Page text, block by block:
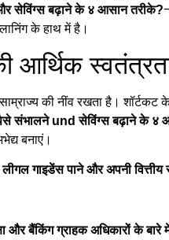
बढ़ाने के ४ आसान तरीके?
के हाथ में है।
आर्थिक
की नींव रखता है। शॉर्टकट के
und सेविंग्स बढ़ाने के ४
बनाएं।
गाइडेंस पाने और अपनी वित्तीय
और बैंकिंग ग्राहक अधिकारों के